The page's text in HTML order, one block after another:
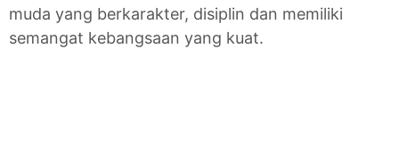
muda yang berkarakter, disiplin dan memiliki
semangat kebangsaan yang kuat.